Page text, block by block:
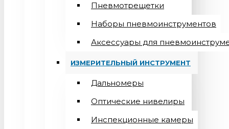
Пневмотрещетки
Наборы пневмоинструментов
Аксессуары для
ИЗМЕРИТЕЛЬНЫЙ ИНСТРУМЕНТ
Дальномеры
Оптические нивелиры
Инспекционные камеры